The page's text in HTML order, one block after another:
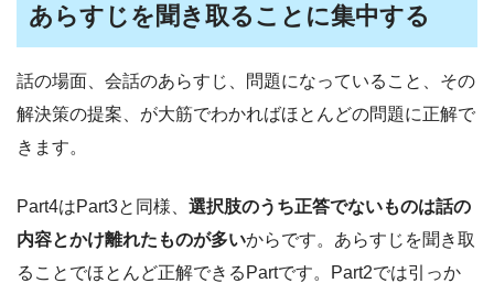
あらすじを聞き取ることに集中する
話の場面、会話のあらすじ、問題になっていること、その
解決策の提案、が大筋でわかればほとんどの問題に正解で
きます。
Part4はPart3と同様、 選択肢のうち正答でないものは話の
内容とかけ離れたものが多いからです。あらすじを聞き取
ることでほとんど正解できるPartです。Part2では引っか